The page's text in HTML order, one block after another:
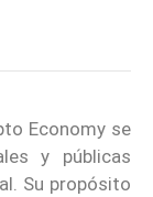
Economy se
y públicas
Su propósito